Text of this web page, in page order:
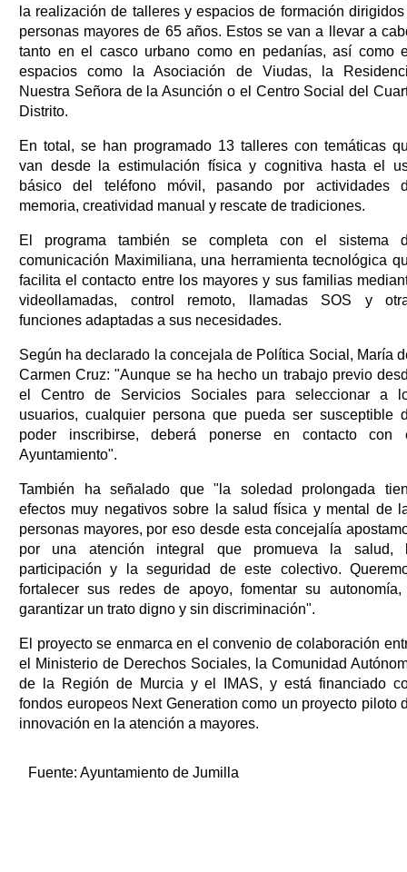
la realización de talleres y espacios de formación
personas mayores de 65 años. Estos se van a llevar a
tanto en el casco urbano como en pedanías, así como
espacios como la Asociación de Viudas, la
Nuestra Señora de la Asunción o el Centro Social del
Distrito.
En total, se han programado 13 talleres con temáticas
van desde la estimulación física y cognitiva hasta el
básico del teléfono móvil, pasando por actividades
memoria, creatividad manual y rescate de tradiciones.
El programa también se completa con el sistema
comunicación Maximiliana, una herramienta tecnológica
facilita el contacto entre los mayores y sus familias
videollamadas, control remoto, llamadas SOS y
funciones adaptadas a sus necesidades.
Según ha declarado la concejala de Política Social, María
Carmen Cruz: "Aunque se ha hecho un trabajo previo
el Centro de Servicios Sociales para seleccionar a
usuarios, cualquier persona que pueda ser susceptible
poder inscribirse, deberá ponerse en contacto con
Ayuntamiento".
También ha señalado que "la soledad prolongada
efectos muy negativos sobre la salud física y mental de
personas mayores, por eso desde esta concejalía
por una atención integral que promueva la salud,
participación y la seguridad de este colectivo.
fortalecer sus redes de apoyo, fomentar su
garantizar un trato digno y sin discriminación".
El proyecto se enmarca en el convenio de colaboración
el Ministerio de Derechos Sociales, la Comunidad
de la Región de Murcia y el IMAS, y está financiado
fondos europeos Next Generation como un proyecto piloto
innovación en la atención a mayores.
Fuente: Ayuntamiento de Jumilla